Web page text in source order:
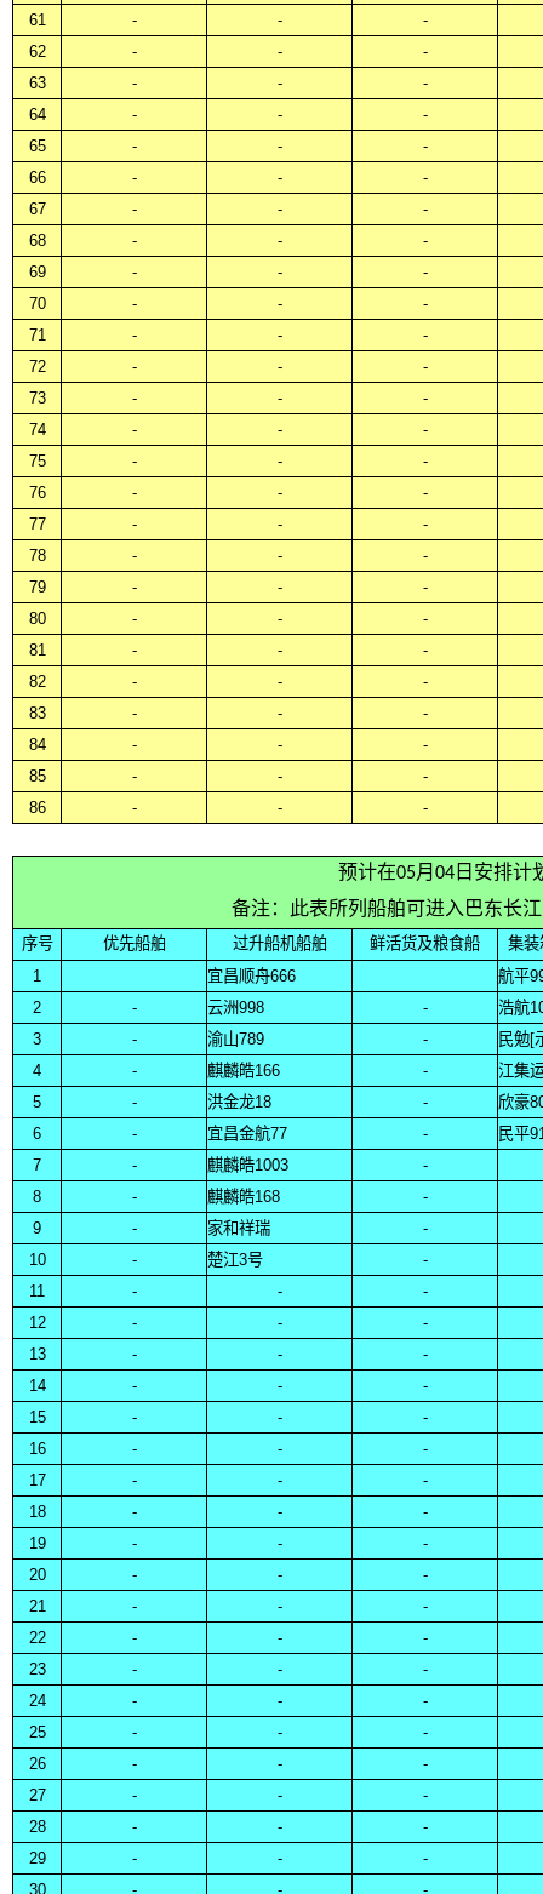
61
- -
-
62
- -
-
63
- -
-
64
- -
-
65
- -
-
66
- -
-
67
- -
-
68
- -
-
69
- -
-
70
- -
-
71
- -
-
72
- -
-
73
- -
-
74
- -
-
75
- -
-
76
- -
-
77
- -
-
78
- -
-
79
- -
-
80
- -
-
81
- -
-
82
- -
-
83
- -
-
84
- -
-
85
- -
-
86
- - -
预计在05月04日安排计
备注：此表所列船舶可进入巴东长
序号 优先船舶 过升船机船舶 鲜活货及粮食船 集装
1 宜昌顺舟666
航平
2
- 云洲998 -
浩航
3
- 渝山789 -
民勉[
4
- 麒麟皓166 -
江集
5
- 洪金龙18 -
欣豪
6
- 宜昌金航77 -
民平
7
- 麒麟皓1003
-
8
- 麒麟皓168
-
9
- 家和祥瑞
-
10
- 楚江3号
-
11
- -
-
12
- -
-
13
- -
-
14
- -
-
15
- -
-
16
- -
-
17
- -
-
18
- -
-
19
- -
-
20
- -
-
21
- -
-
22
- -
-
23
- -
-
24
- -
-
25
- -
-
26
- -
-
27
- -
-
28
- -
-
29
- -
-
30
- - -